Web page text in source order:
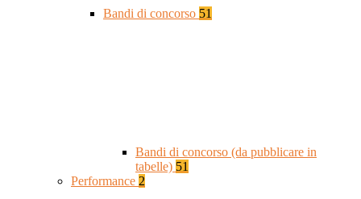
Bandi di concorso 51
Bandi di concorso (da pubblicare in
tabelle) 51
Performance 2